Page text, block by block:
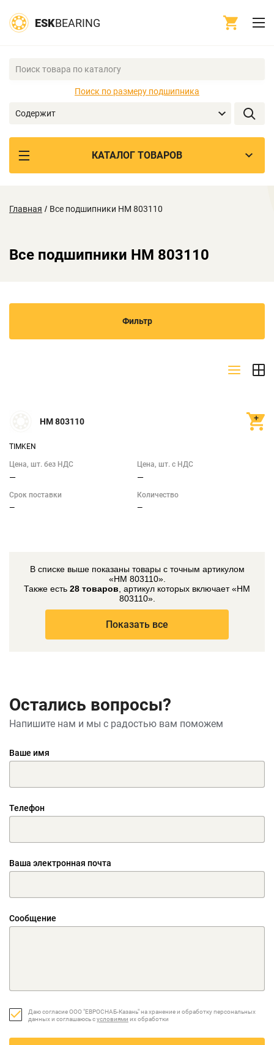
ESKBEARING
Поиск по размеру подшипника
Содержит
КАТАЛОГ ТОВАРОВ
Главная / Все подшипники HM 803110
Все подшипники HM 803110
Фильтр
Показать всё
HM 803110
TIMKEN
Цена, шт. без НДС
—
Цена, шт. с НДС
—
Срок поставки
—
Количество
—
В списке выше показаны товары с точным артикулом
«HM 803110».
Также есть 28 товаров , артикул которых включает «HM
803110».
Показать все
Остались вопросы?
Напишите нам и мы с радостью вам поможем
Ваше имя
Телефон
Ваша электронная почта
Сообщение
Даю согласие ООО "ЕВРОСНАБ-Казань" на хранение и обработку персональных
данных и соглашаюсь сусловиями их обработки